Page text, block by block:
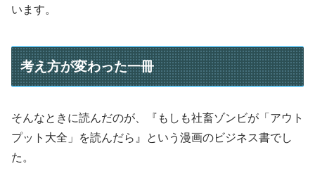
います。
考え方が変わった一冊
そんなときに読んだのが、『もしも社畜ゾンビが「アウト
プット大全」を読んだら』という漫画のビジネス書でし
た。